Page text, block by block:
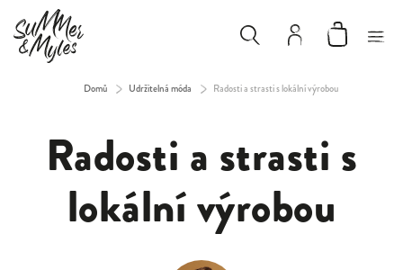
Domů / Udržitelná móda / Radosti a strasti s lokální výrobou
Radosti a strasti s
lokální výrobou